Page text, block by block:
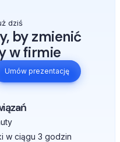
dziś
by zmienić
w firmie
Umów prezentację
w ciągu 3 godzin